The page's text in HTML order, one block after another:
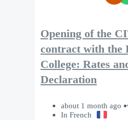
Opening of the
contract with the
College: Rates
Declaration
about 1 month ago
In French